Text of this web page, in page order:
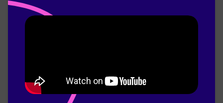
interdisciplinaridade.
sem a interação efetiva entre as disciplinas.